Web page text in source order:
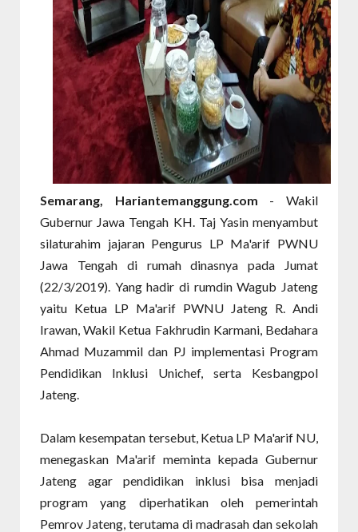
Semarang, Hariantemanggung.com - Wakil
Gubernur Jawa Tengah KH. Taj Yasin menyambut
silaturahim jajaran Pengurus LP Ma'arif PWNU
Jawa Tengah di rumah dinasnya pada Jumat
(22/3/2019). Yang hadir di rumdin Wagub Jateng
yaitu Ketua LP Ma'arif PWNU Jateng R. Andi
Irawan, Wakil Ketua Fakhrudin Karmani, Bedahara
Ahmad Muzammil dan PJ implementasi Program
Pendidikan Inklusi Unichef, serta Kesbangpol
Jateng.
Dalam kesempatan tersebut, Ketua LP Ma'arif NU,
menegaskan Ma'arif meminta kepada Gubernur
Jateng agar pendidikan inklusi bisa menjadi
program yang diperhatikan oleh pemerintah
Pemrov Jateng, terutama di madrasah dan sekolah